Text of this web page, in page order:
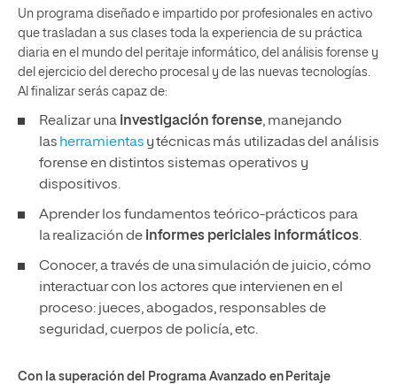
Un programa diseñado e impartido por profesionales en activo
que trasladan a sus clases toda la experiencia de su práctica
diaria en el mundo del peritaje informático, del análisis forense y
del ejercicio del derecho procesal y de las nuevas tecnologías.
Al finalizar serás capaz de:
Realizar una investigación forense, manejando
las herramientas y técnicas más utilizadas del análisis
forense en distintos sistemas operativos y
dispositivos.
Aprender los fundamentos teórico-prácticos para
la realización de informes periciales informáticos.
Conocer, a través de una simulación de juicio, cómo
interactuar con los actores que intervienen en el
proceso: jueces, abogados, responsables de
seguridad, cuerpos de policía, etc.
Con la superación del Programa Avanzado en Peritaje